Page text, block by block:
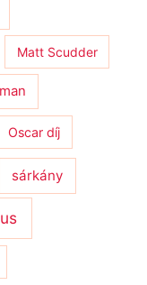
Matt Scudder
Oscar díj
sárkány